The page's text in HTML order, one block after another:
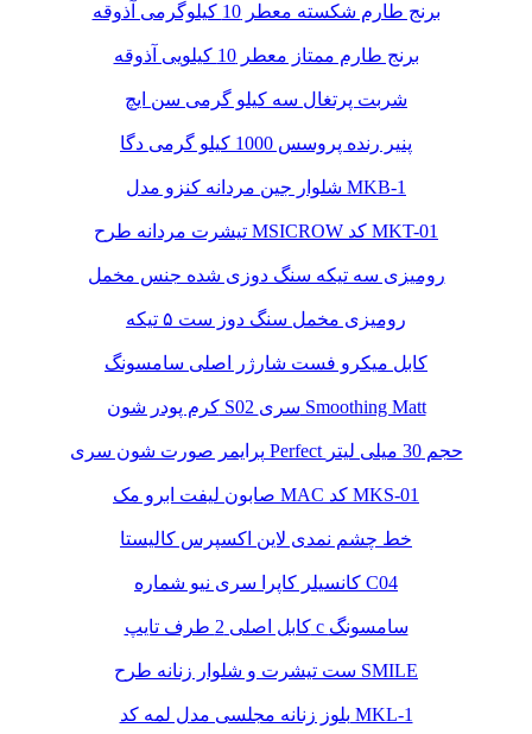
برنج طارم شکسته معطر 10 کیلوگرمی آذوقه
برنج طارم ممتاز معطر 10 کیلویی آذوقه
شربت پرتغال سه کیلو گرمی سن ایچ
پنیر رنده پروسس 1000 کیلو گرمی دگا
شلوار جین مردانه کنزو مدل MKB-1
تیشرت مردانه طرح MSICROW کد MKT-01
رومیزی سه تیکه سنگ دوزی شده جنس مخمل
رومیزی مخمل سنگ دوز ست ۵ تیکه
کابل میکرو فست شارژر اصلی سامسونگ
کرم پودر شون S02 سری Smoothing Matt
پرایمر صورت شون سری Perfect حجم 30 میلی لیتر
صابون لیفت ابرو مک MAC کد MKS-01
خط چشم نمدی لاین اکسپرس کالیستا
کانسیلر کاپرا سری نیو شماره C04
کابل اصلی 2 طرف تایپ c سامسونگ
ست تیشرت و شلوار زنانه طرح SMILE
بلوز زنانه مجلسی مدل لمه کد MKL-1